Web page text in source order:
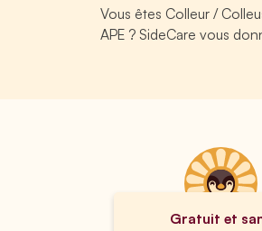
Vous êtes Colleur /
APE ? SideCare vous
Gratuit et